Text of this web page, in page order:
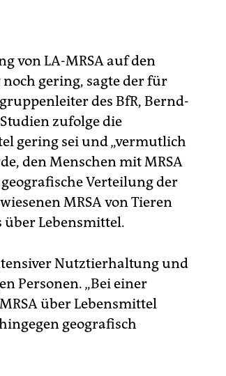
von LA-MRSA auf den
gering, sagte der für
des BfR, Bernd-
zufolge die
gering sei und „vermutlich
den Menschen mit MRSA
Verteilung der
MRSA von Tieren
Lebensmittel.
Nutztierhaltung und
Personen. „Bei einer
über Lebensmittel
geografisch